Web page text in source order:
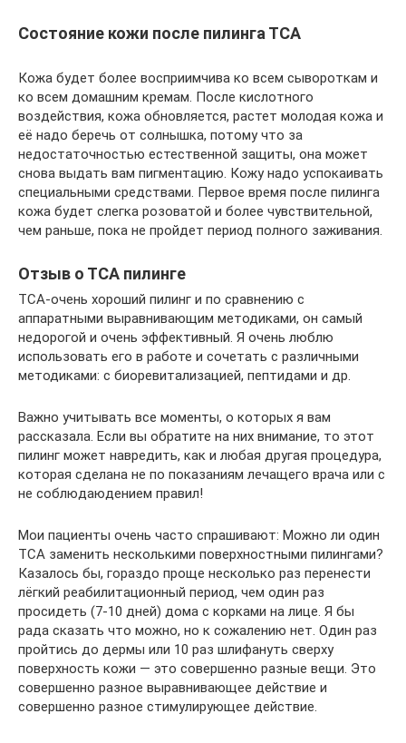
Состояние кожи после пилинга ТСА
Кожа будет более восприимчива ко всем сывороткам и
ко всем домашним кремам. После кислотного
воздействия, кожа обновляется, растет молодая кожа и
её надо беречь от солнышка, потому что за
недостаточностью естественной защиты, она может
снова выдать вам пигментацию. Кожу надо успокаивать
специальными средствами. Первое время после пилинга
кожа будет слегка розоватой и более чувствительной,
чем раньше, пока не пройдет период полного заживания.
Отзыв о ТСА пилинге
ТСА-очень хороший пилинг и по сравнению с
аппаратными выравнивающим методиками, он самый
недорогой и очень эффективный. Я очень люблю
использовать его в работе и сочетать с различными
методиками: с биоревитализацией, пептидами и др.
Важно учитывать все моменты, о которых я вам
рассказала. Если вы обратите на них внимание, то этот
пилинг может навредить, как и любая другая процедура,
которая сделана не по показаниям лечащего врача или с
не соблюдаюдением правил!
Мои пациенты очень часто спрашивают: Можно ли один
ТСА заменить несколькими поверхностными пилингами?
Казалось бы, гораздо проще несколько раз перенести
лёгкий реабилитационный период, чем один раз
просидеть (7-10 дней) дома с корками на лице. Я бы
рада сказать что можно, но к сожалению нет. Один раз
пройтись до дермы или 10 раз шлифануть сверху
поверхность кожи — это совершенно разные вещи. Это
совершенно разное выравнивающее действие и
совершенно разное стимулирующее действие.